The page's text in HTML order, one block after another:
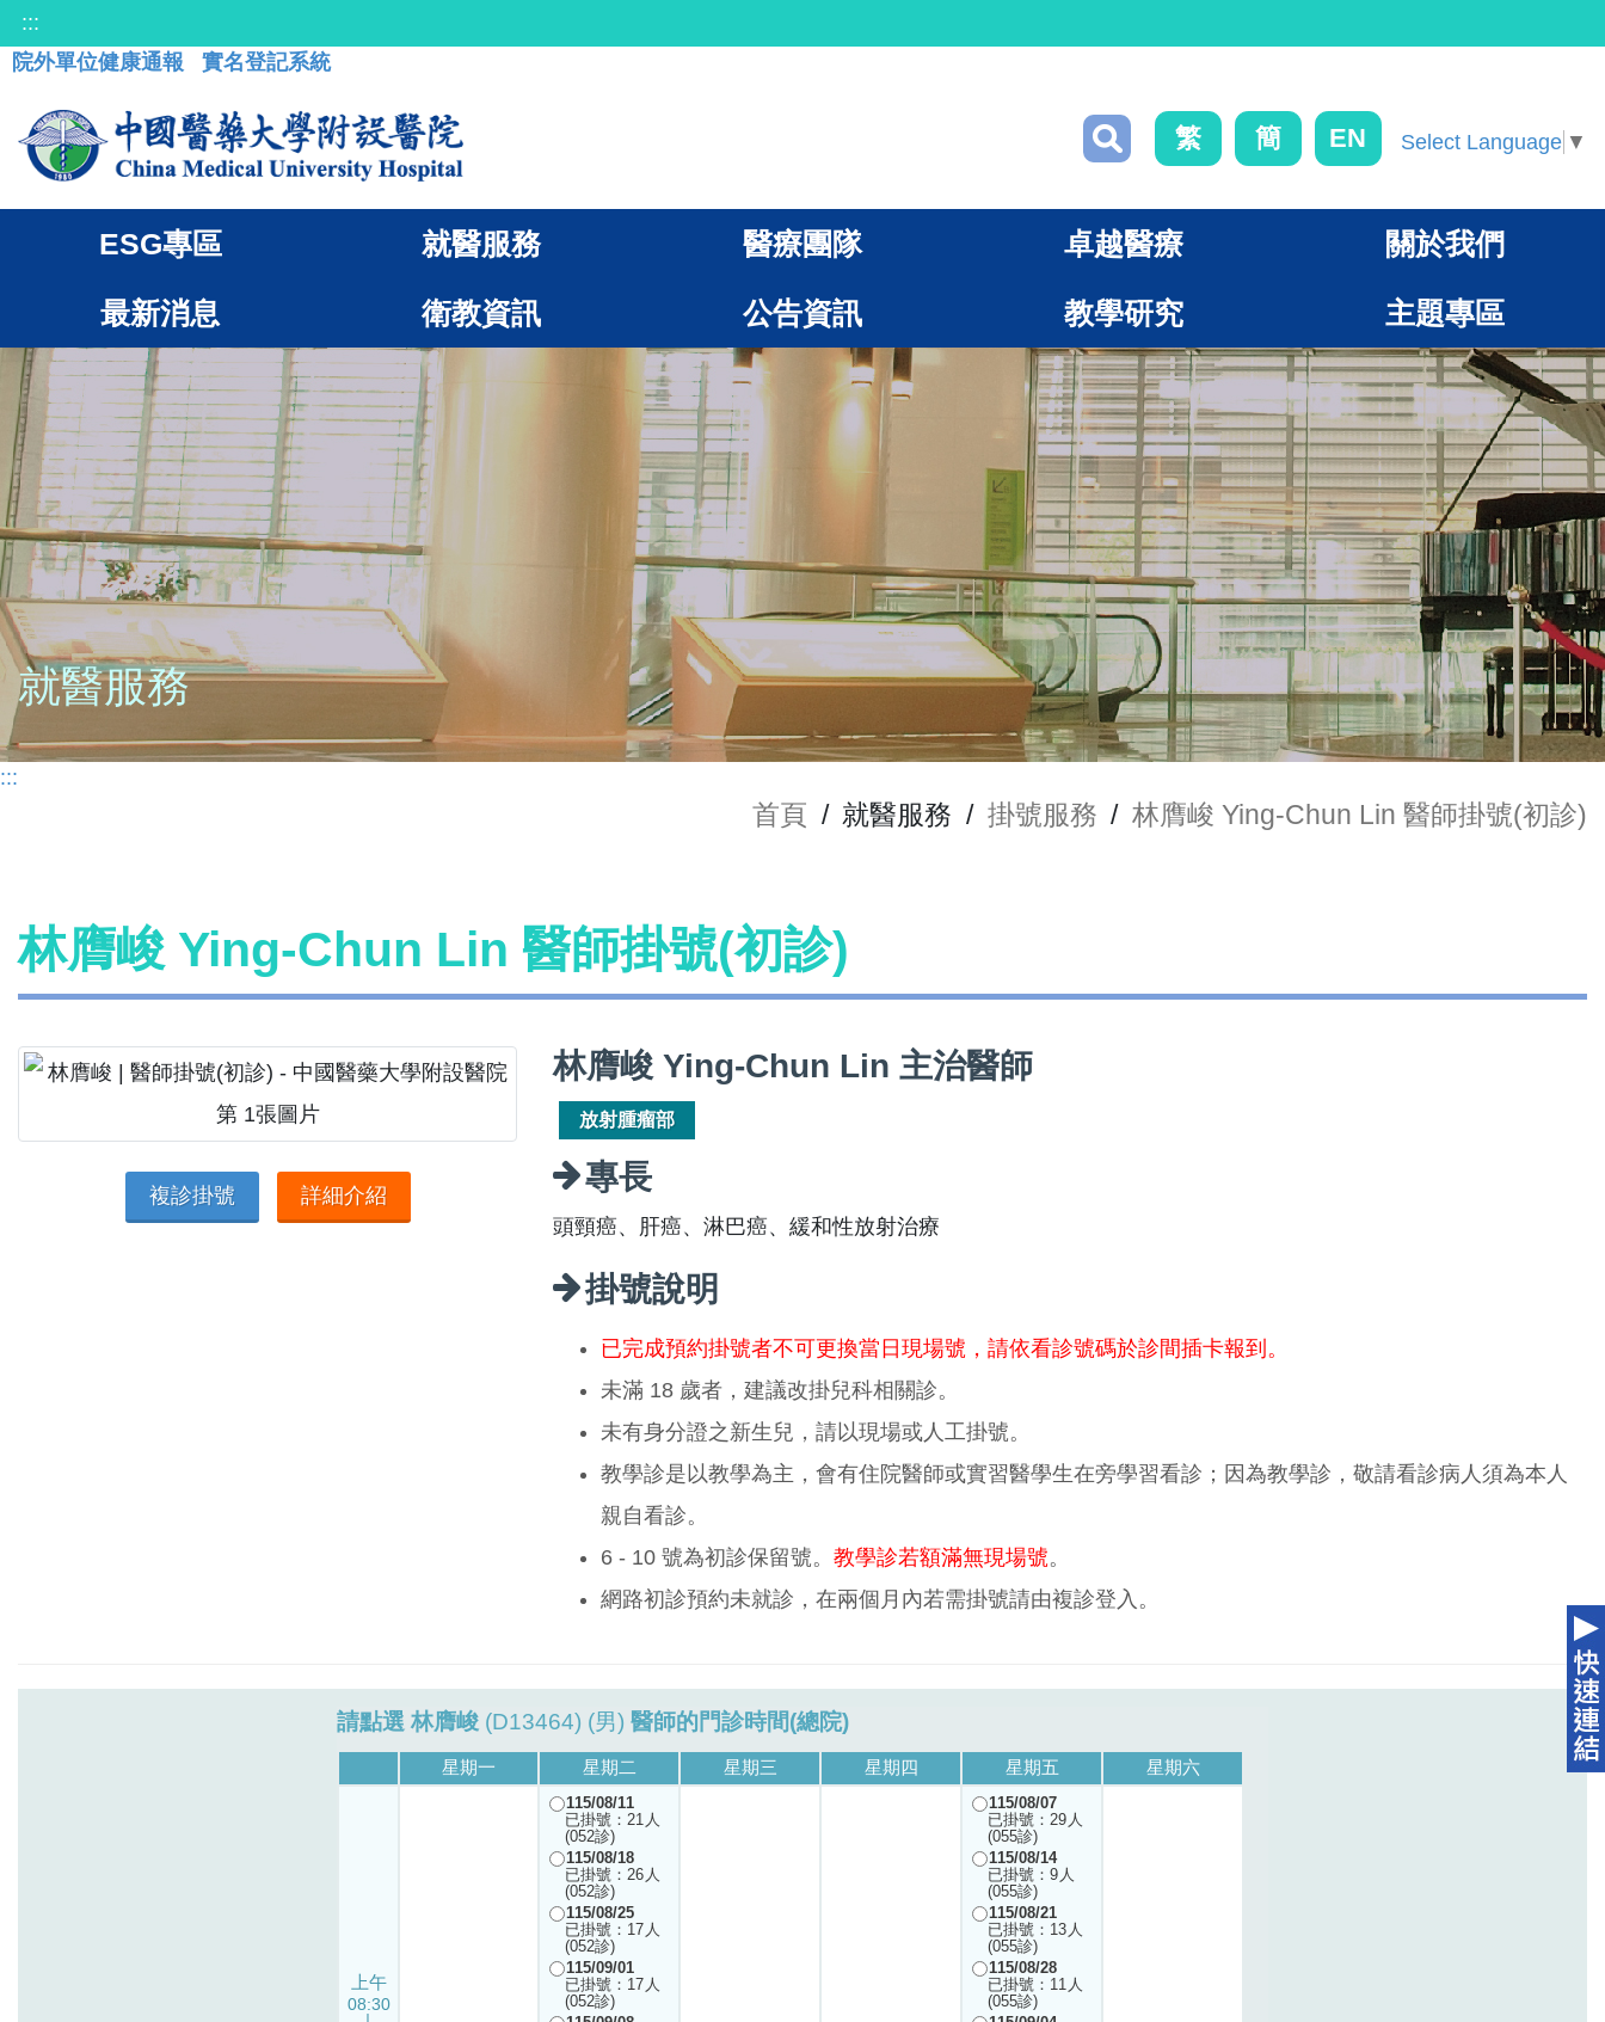
:::
院外單位健康通報
實名登記系統
繁 簡 EN Select Language ▼
ESG專區 就醫服務 醫療團隊 卓越醫療 關於我們
最新消息 衛教資訊 公告資訊 教學研究 主題專區
就醫服務
:::
首頁 / 就醫服務 / 掛號服務 / 林膺峻 Ying-Chun Lin 醫師掛號(初診)
林膺峻 Ying-Chun Lin 醫師掛號(初診)
複診掛號 詳細介紹
林膺峻 Ying-Chun Lin 主治醫師
放射腫瘤部
專長
頭頸癌、肝癌、淋巴癌、緩和性放射治療
掛號說明
已完成預約掛號者不可更換當日現場號，請依看診號碼於診間插卡報到。
未滿 18 歲者，建議改掛兒科相關診。
未有身分證之新生兒，請以現場或人工掛號。
教學診是以教學為主，會有住院醫師或實習醫學生在旁學習看診；因為教學診，敬請看診病人須為本人
親自看診。
6 - 10 號為初診保留號。 教學診若額滿無現場號。
網路初診預約未就診，在兩個月內若需掛號請由複診登入。